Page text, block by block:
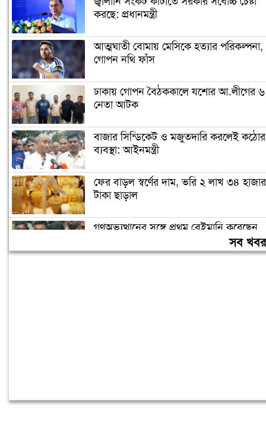
করছে: প্রধানমন্ত্রী
আত্মঘাতী বোমায় মেসিকে হত্যার পরিকল্পনা,
গোপন নথি ফাঁস
ঢাকায় গোপন বৈঠককালে যশোর আ.লীগের ৬
নেতা আটক
বাজার সিন্ডিকেট ও মজুতদারি করলেই কঠোর
ব্যবস্থা: আইনমন্ত্রী
ফের বাড়ল স্বর্ণের দাম, ভরি ২ লাখ ৩৪ হাজার
টাকা ছাড়াল
গণঅভ্যুত্থানের সঙ্গে প্রথম বেইমানি করেছেন
সব